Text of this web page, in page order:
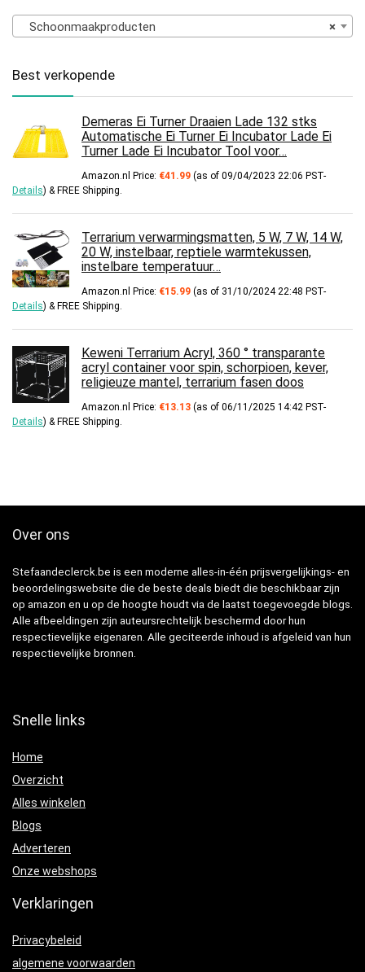
×
Schoonmaakproducten
Best verkopende
Demeras Ei Turner Draaien Lade 132 stks
Automatische Ei Turner Ei Incubator Lade Ei
Turner Lade Ei Incubator Tool voor…
Amazon.nl Price: €41.99 (as of 09/04/2023 22:06 PST-
Details) &FREE Shipping.
Terrarium verwarmingsmatten, 5 W, 7 W, 14 W,
20 W, instelbaar, reptiele warmtekussen,
instelbare temperatuur…
Amazon.nl Price: €15.99 (as of 31/10/2024 22:48 PST-
Details) &FREE Shipping.
Keweni Terrarium Acryl, 360 ° transparante
acryl container voor spin, schorpioen, kever,
religieuze mantel, terrarium fasen doos
Amazon.nl Price: €13.13 (as of 06/11/2025 14:42 PST-
Details) &FREE Shipping.
Over ons
Stefaandeclerck.be is een moderne alles-in-één prijsvergelijkings- en
beoordelingswebsite die de beste deals biedt die beschikbaar zijn
op amazon en u op de hoogte houdt via de laatst toegevoegde blogs.
Alle afbeeldingen zijn auteursrechtelijk beschermd door hun
respectievelijke eigenaren. Alle geciteerde inhoud is afgeleid van hun
respectievelijke bronnen.
Snelle links
Home
Overzicht
Alles winkelen
Blogs
Adverteren
Onze webshops
Verklaringen
Privacybeleid
algemene voorwaarden